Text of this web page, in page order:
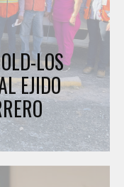
LOS
EJIDO